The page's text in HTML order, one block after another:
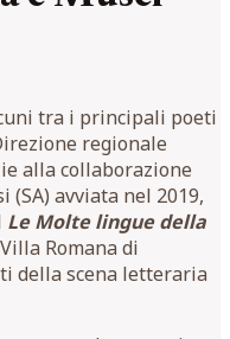
tra i principali poeti
regionale
alla collaborazione
(SA) avviata nel 2019,
Le Molte lingue della
Romana di
della scena letteraria